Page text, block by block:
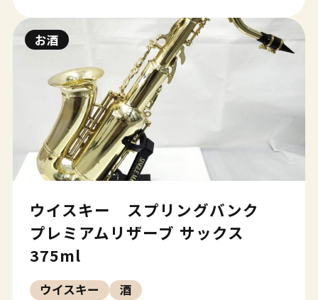
お酒
ウイスキー スプリングバンク
プレミアムリザーブ サックス
375ml
ウイスキー 酒